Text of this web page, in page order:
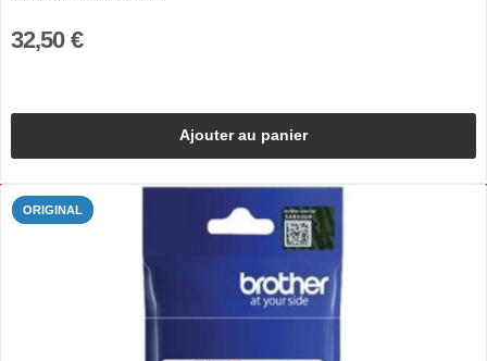
32,50 €
Ajouter au panier
ORIGINAL